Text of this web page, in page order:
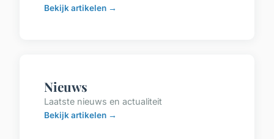
Bekijk artikelen →
Nieuws
Laatste nieuws en actualiteit
Bekijk artikelen →